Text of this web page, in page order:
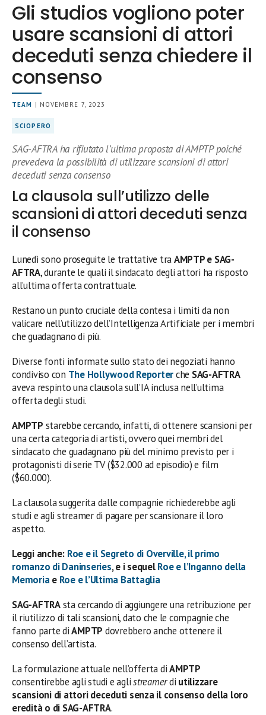
Gli studios vogliono poter
usare scansioni di attori
deceduti senza chiedere il
consenso
TEAM | NOVEMBRE 7, 2023
SCIOPERO
SAG-AFTRA ha rifiutato l’ultima proposta di AMPTP poiché
prevedeva la possibilità di utilizzare scansioni di attori
deceduti senza consenso
La clausola sull’utilizzo delle
scansioni di attori deceduti senza
il consenso
Lunedì sono proseguite le trattative traAMPTP e SAG-
AFTRA, durante le quali il sindacato degli attori ha risposto
all’ultima offerta contrattuale.
Restano un punto cruciale della contesa i limiti da non
valicare nell’utilizzo dell’Intelligenza Artificiale per i membri
che guadagnano di più.
Diverse fonti informate sullo stato dei negoziati hanno
condiviso con The Hollywood Reporterche SAG-AFTRA
aveva respinto una clausola sull’IA inclusa nell’ultima
offerta degli studi.
AMPTP starebbe cercando, infatti, di ottenere scansioni per
una certa categoria di artisti, ovvero quei membri del
sindacato che guadagnano più del minimo previsto per i
protagonisti di serie TV ($32.000 ad episodio) e film
($60.000).
La clausola suggerita dalle compagnie richiederebbe agli
studi e agli streamer di pagare per scansionare il loro
aspetto.
Leggi anche: Roe e il Segreto di Overville, il primo
romanzo di Daninseries, e i sequelRoe e l’Inganno della
Memoriae Roe e l’Ultima Battaglia
SAG-AFTRAsta cercando di aggiungere una retribuzione per
il riutilizzo di tali scansioni, dato che le compagnie che
fanno parte diAMPTP dovrebbero anche ottenere il
consenso dell’artista.
La formulazione attuale nell’offerta diAMPTP
consentirebbe agli studi e aglistreamerdi utilizzare
scansioni di attori deceduti senza il consenso della loro
eredità o di SAG-AFTRA.